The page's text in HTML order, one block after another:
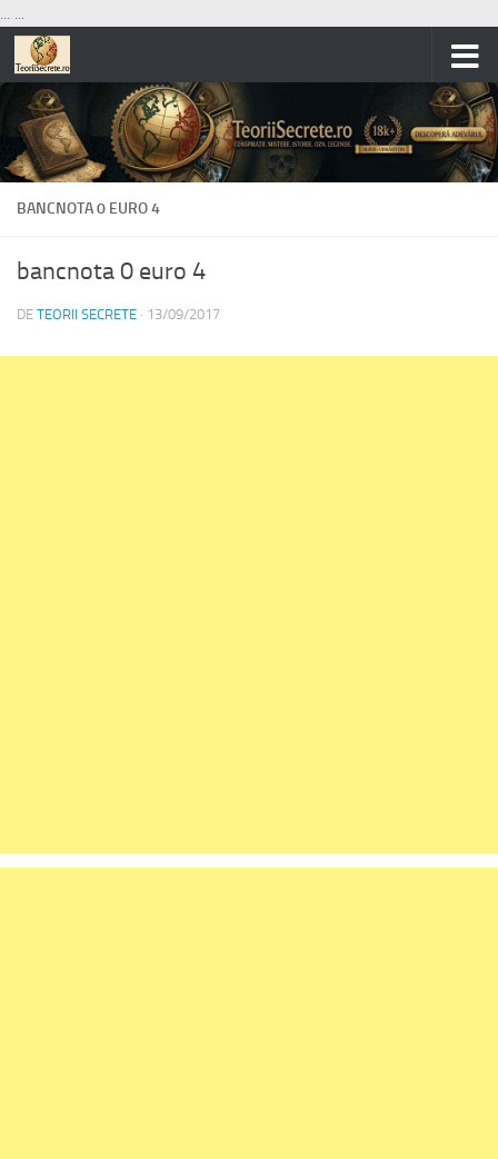
... ...
Skip to content
BANCNOTA 0 EURO 4
bancnota 0 euro 4
DE TEORII SECRETE · 13/09/2017